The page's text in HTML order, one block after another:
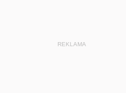
REKLAMA